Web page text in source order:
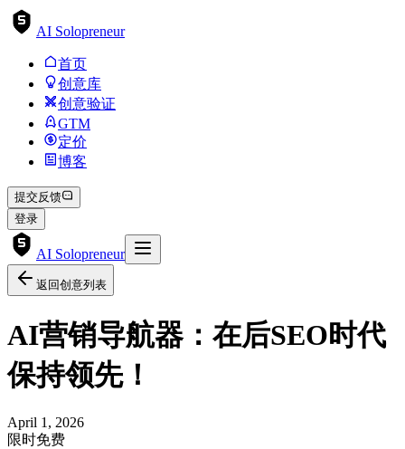
AI Solopreneur
首页
创意库
创意验证
GTM
定价
博客
提交反馈
登录
AI Solopreneur
返回创意列表
AI营销导航器：在后SEO时代
保持领先！
April 1, 2026
限时免费